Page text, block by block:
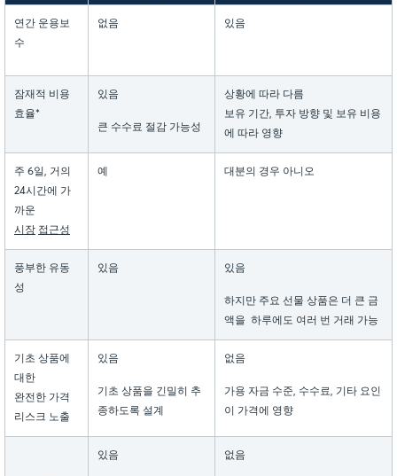
연간 운용보
수
없음 있음
잠재적 비용
효율*
있음
큰 수수료 절감 가능성
상황에 따라 다름
보유 기간, 투자 방향 및 보유 비용
에 따라 영향
주 6일, 거의
24시간에 가
까운
시장 접근성
예 대분의 경우 아니오
풍부한 유동
성
있음 있음
하지만 주요 선물 상품은 더 큰 금
액을 하루에도 여러 번 거래 가능
기초 상품에
대한
완전한 가격
리스크 노출
있음
기초 상품을 긴밀히 추
종하도록 설계
없음
가용 자금 수준, 수수료, 기타 요인
이 가격에 영향
있음 없음